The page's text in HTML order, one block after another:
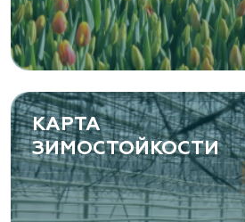
КАРТА
ЗИМОСТОЙКОСТИ